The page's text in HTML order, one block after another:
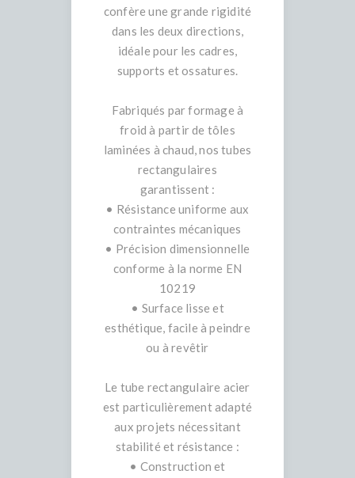
confère une grande rigidité
dans les deux directions,
idéale pour les cadres,
supports et ossatures.
Fabriqués par formage à
froid à partir de tôles
laminées à chaud, nos tubes
rectangulaires
garantissent :
• Résistance uniforme aux
contraintes mécaniques
• Précision dimensionnelle
conforme à la norme EN
10219
• Surface lisse et
esthétique, facile à peindre
ou à revêtir
Le tube rectangulaire acier
est particulièrement adapté
aux projets nécessitant
stabilité et résistance :
• Construction et